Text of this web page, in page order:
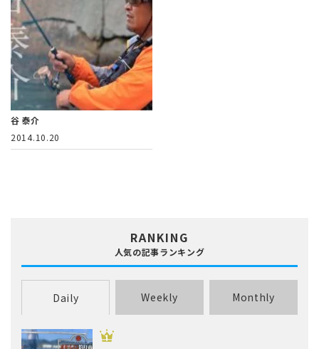
谷 泰介
2014.10.20
RANKING
人気の記事ランキング
Daily Weekly Monthly